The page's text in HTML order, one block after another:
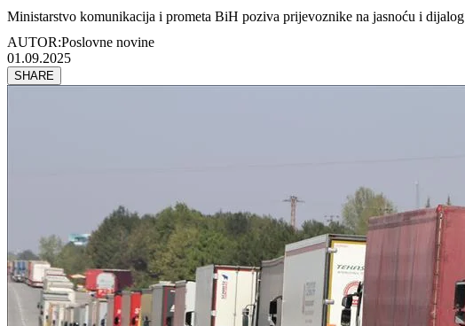
Ministarstvo komunikacija i prometa BiH poziva prijevoznike na jasnoću i dijalog
AUTOR:Poslovne novine
01.09.2025
SHARE